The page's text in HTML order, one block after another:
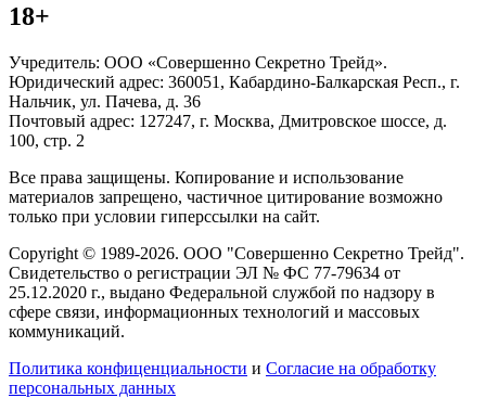
18+
Учредитель: ООО «Совершенно Секретно Трейд».
Юридический адрес: 360051, Кабардино-Балкарская Респ., г.
Нальчик, ул. Пачева, д. 36
Почтовый адрес: 127247, г. Москва, Дмитровское шоссе, д.
100, стр. 2
Все права защищены. Копирование и использование
материалов запрещено, частичное цитирование возможно
только при условии гиперссылки на сайт.
Copyright © 1989-2026. ООО "Совершенно Секретно Трейд".
Свидетельство о регистрации ЭЛ № ФС 77-79634 от
25.12.2020 г., выдано Федеральной службой по надзору в
сфере связи, информационных технологий и массовых
коммуникаций.
Политика конфиценциальности и Согласие на обработку
персональных данных